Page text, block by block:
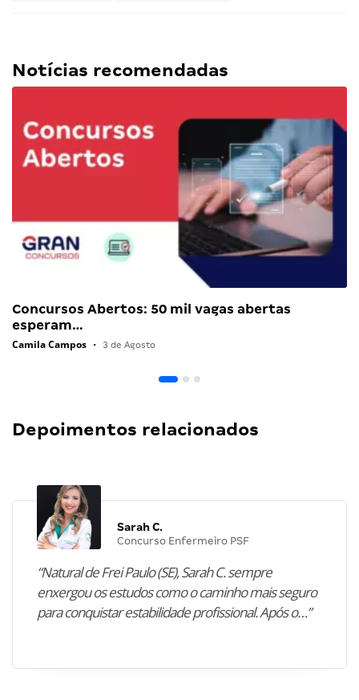
Notícias recomendadas
Concursos Abertos: 50 mil vagas abertas
esperam…
Camila Campos • 3 de Agosto
Depoimentos relacionados
Sarah C.
Concurso Enfermeiro PSF
“Natural de Frei Paulo (SE), Sarah C. sempre
enxergou os estudos como o caminho mais seguro
para conquistar estabilidade profissional. Após o…”